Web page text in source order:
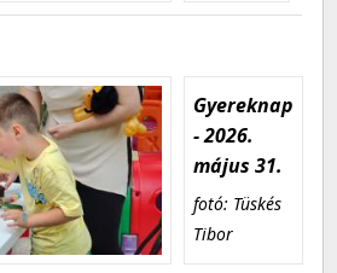
Gyereknap
- 2026.
május 31.
fotó: Tüskés
Tibor